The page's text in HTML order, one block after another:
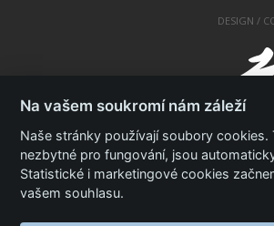
DESIGN /
© 2010-2021 Copyright Motolevel.
vyhrazena.
3696
Na vašem soukromí nám záleží
Naše stránky používají soubory cookies.
nezbytné pro fungování, jsou
Statistické i marketingové cookies
vašem souhlasu.